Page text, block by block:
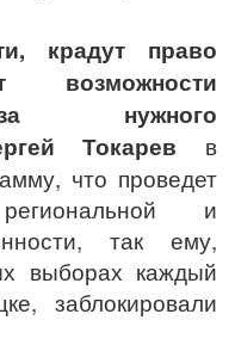
крадут право
за нужного
Токарев в
что проведет
и
так ему,
выборах каждый
заблокировали